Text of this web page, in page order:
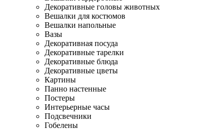
Декоративные головы животных
Вешалки для костюмов
Вешалки напольные
Вазы
Декоративная посуда
Декоративные тарелки
Декоративные блюда
Декоративные цветы
Картины
Панно настенные
Постеры
Интерьерные часы
Подсвечники
Гобелены